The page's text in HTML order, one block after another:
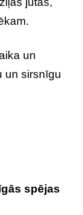
un
un sirsnīgu
spējas